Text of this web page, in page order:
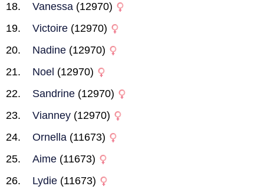
Vanessa (12970)
Victoire (12970)
Nadine (12970)
Noel (12970)
Sandrine (12970)
Vianney (12970)
Ornella (11673)
Aime (11673)
Lydie (11673)